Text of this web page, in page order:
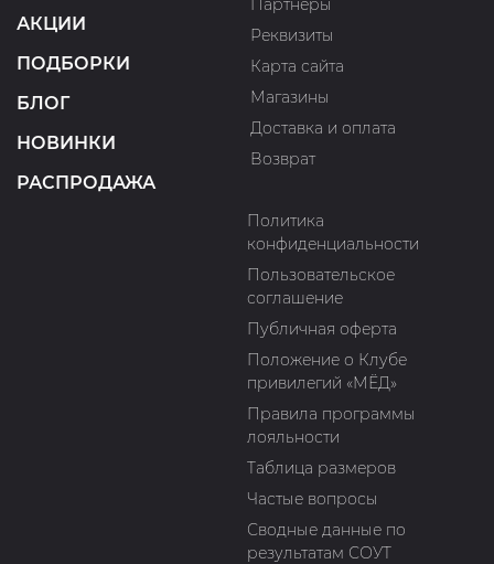
АКЦИИ
ПОДБОРКИ
БЛОГ
НОВИНКИ
РАСПРОДАЖА
Партнеры
Реквизиты
Карта сайта
Магазины
Доставка и оплата
Возврат
Политика
конфиденциальности
Пользовательское
соглашение
Публичная оферта
Положение о Клубе
привилегий «МЁД»
Правила программы
лояльности
Таблица размеров
Частые вопросы
Сводные данные по
результатам СОУТ